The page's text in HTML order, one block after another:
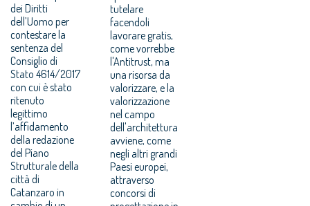
dei Diritti
dell’Uomo per
contestare la
sentenza del
Consiglio di
Stato 4614/2017
con cui è stato
ritenuto
legittimo
l’affidamento
della redazione
del Piano
Strutturale della
città di
Catanzaro in
tutelare
facendoli
lavorare gratis,
come vorrebbe
l'Antitrust, ma
una risorsa da
valorizzare, e la
valorizzazione
nel campo
dell'architettura
avviene, come
negli altri grandi
Paesi europei,
attraverso
concorsi di